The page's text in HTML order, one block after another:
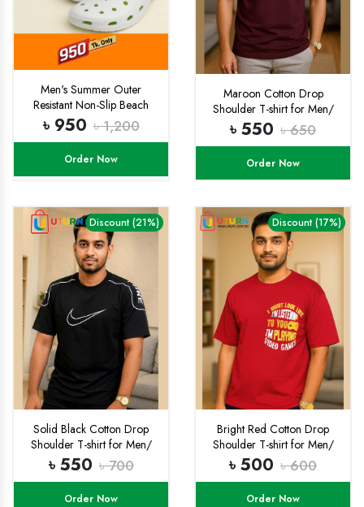
Men's Summer Outer
Resistant Non-Slip Beach
Slippers
৳ 950 ৳ 1,200
Order Now
Maroon Cotton Drop
Shoulder T-shirt for Men/
woman - T Shirt - T Shirt For
Man
৳ 550 ৳ 650
Order Now
Discount (21%)
Solid Black Cotton Drop
Shoulder T-shirt for Men/
woman - T Shirt - T Shirt For
Man
৳ 550 ৳ 700
Order Now
Discount (17%)
Bright Red Cotton Drop
Shoulder T-shirt for Men/
woman
৳ 500 ৳ 600
Order Now